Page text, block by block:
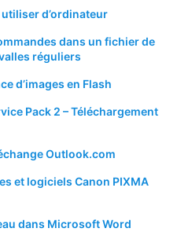
d’ordinateur
dans un fichier de
réguliers
d’images en Flash
Pack 2 – Téléchargement
Outlook.com
et logiciels Canon PIXMA
dans Microsoft Word